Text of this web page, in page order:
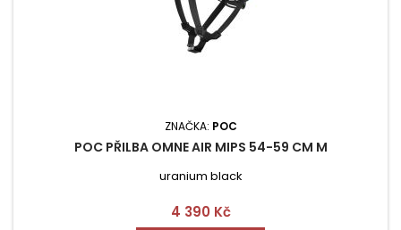
ZNAČKA: POC
POC PŘILBA OMNE AIR MIPS 54-59 CM M
uranium black
Cena
4 390 Kč